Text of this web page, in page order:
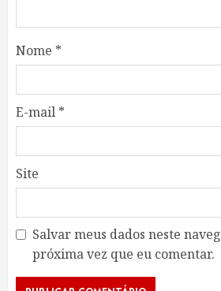
Nome *
E-mail *
Site
Salvar meus dados neste
próxima vez que eu comentar.